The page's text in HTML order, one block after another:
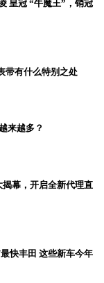
皇冠 “牛魔王”，销冠
带有什么特别之处
来越多？
幕，开启全新代理直
快丰田 这些新车今年